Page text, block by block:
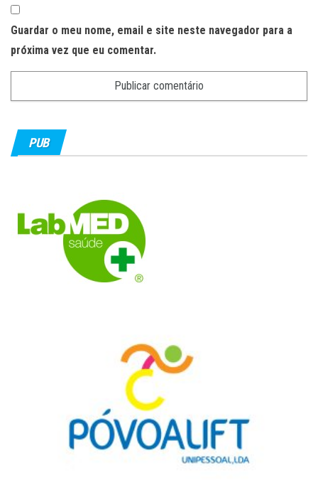
Guardar o meu nome, email e site neste navegador para a
próxima vez que eu comentar.
PUB